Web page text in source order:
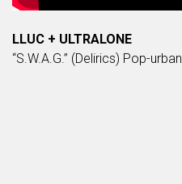
LLUC + ULTRALONE
“S.W.A.G.” (Delirics) Pop-urban